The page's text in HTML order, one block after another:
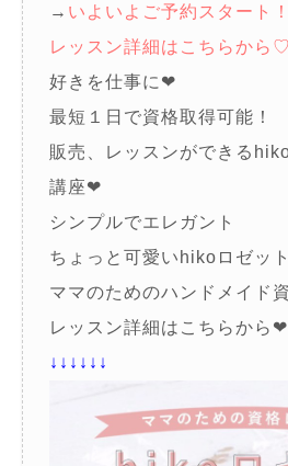
→ いよいよご予約スタート！
レッスン詳細はこちらから♡
好きを仕事に❤︎
最短１日で資格取得可能！
販売、レッスンができる
講座❤︎
シンプルでエレガント
ちょっと可愛いhikoロゼッ
ママのためのハンドメイド
レッスン詳細はこちらから❤︎
↓↓↓↓↓↓